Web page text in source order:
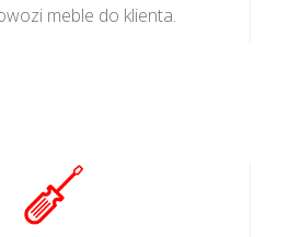
meble do klienta.